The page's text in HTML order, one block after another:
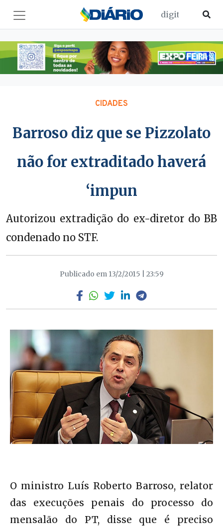
CIDADES
Barroso diz que se Pizzolato
não for extraditado haverá
‘impun
Autorizou extradição do ex-diretor do BB
condenado no STF.
Publicado em 13/2/2015 | 23:59
O ministro Luís Roberto Barroso, relator
das execuções penais do processo do
mensalão do PT, disse que é preciso